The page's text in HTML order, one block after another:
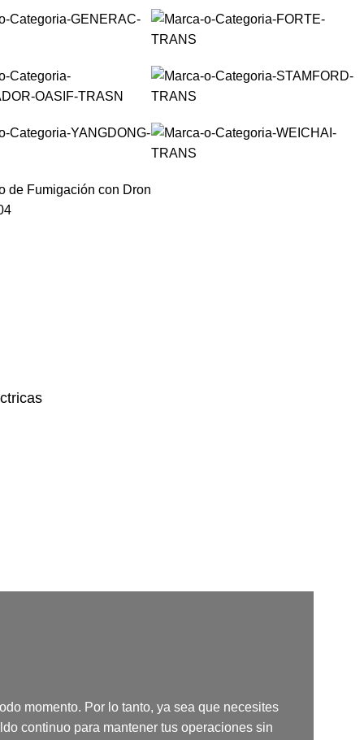
momento. Por lo tanto, ya sea que necesites
continuo para mantener tus operaciones sin